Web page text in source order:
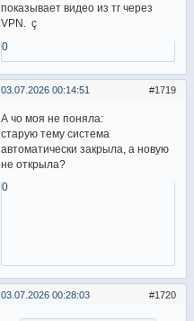
показывает видео из тг через
VPN. ç
0
1719
03.07.2026 00:14:51
А чо моя не поняла:
старую тему система
автоматически закрыла, а новую
не открыла?
0
1720
03.07.2026 00:28:03